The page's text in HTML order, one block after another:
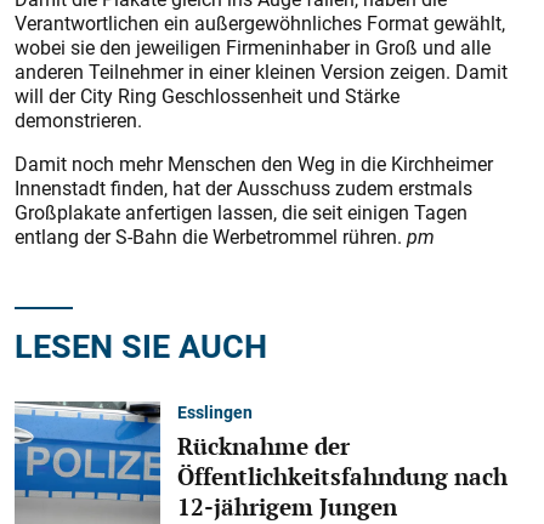
Verantwortlichen ein außergewöhnliches Format gewählt,
wobei sie den jeweiligen Firmeninhaber in Groß und alle
anderen Teilnehmer in einer kleinen Version zeigen. Damit
will der City Ring Geschlossenheit und Stärke
demonstrieren.
Damit noch mehr Menschen den Weg in die Kirchheimer
Innenstadt finden, hat der Ausschuss zudem erstmals
Großplakate anfertigen lassen, die seit einigen Tagen
entlang der S-Bahn die Werbetrommel rühren. pm
LESEN SIE AUCH
Esslingen
Rücknahme der
Öffentlichkeitsfahndung nach
12-jährigem Jungen